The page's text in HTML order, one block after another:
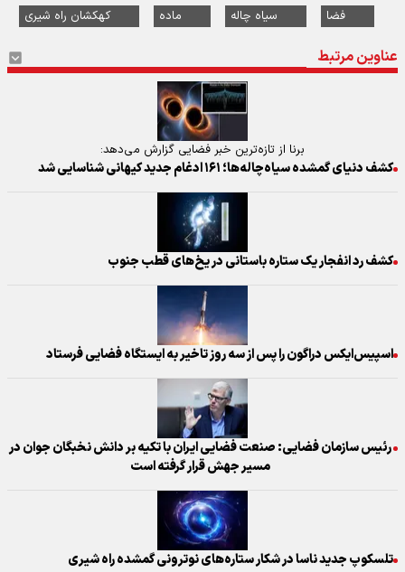
فضا سیاه چاله ماده کهکشان راه شیری
عناوین مرتبط
برنا از تازه‌ترین خبر فضایی گزارش می‌دهد:
کشف دنیای گمشده سیاه‌چاله‌ها؛ ۱۶۱ ادغام جدید کیهانی شناسایی شد
کشف رد انفجار یک ستاره باستانی در یخ‌های قطب جنوب
اسپیس‌ایکس دراگون را پس از سه روز تاخیر به ایستگاه فضایی فرستاد
رئیس سازمان فضایی: صنعت فضایی ایران با تکیه بر دانش نخبگان جوان در
مسیر جهش قرار گرفته است
تلسکوپ جدید ناسا در شکار ستاره‌های نوترونی گمشده راه شیری